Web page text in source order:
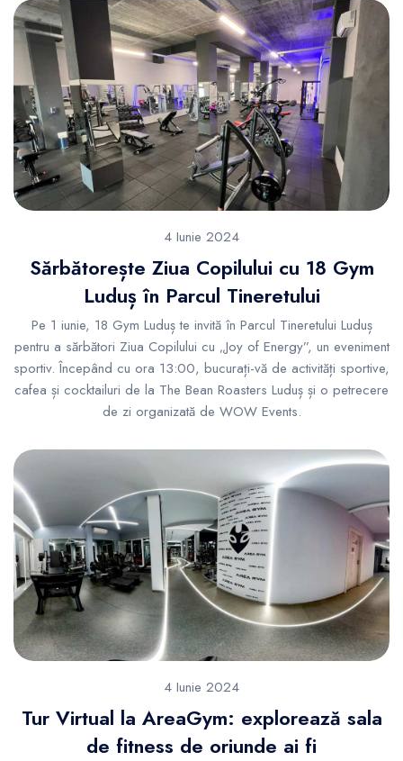
4 Iunie 2024
Sărbătorește Ziua Copilului cu 18 Gym
Luduș în Parcul Tineretului
Pe 1 iunie, 18 Gym Luduș te invită în Parcul Tineretului Luduș
pentru a sărbători Ziua Copilului cu „Joy of Energy”, un eveniment
sportiv. Începând cu ora 13:00, bucurați-vă de activități sportive,
cafea și cocktailuri de la The Bean Roasters Luduș și o petrecere
de zi organizată de WOW Events.
4 Iunie 2024
Tur Virtual la AreaGym: explorează sala
de fitness de oriunde ai fi